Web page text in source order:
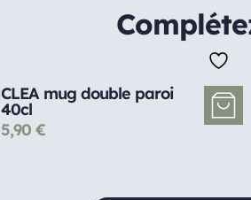
CLEA mug double paroi
40cl
5,90 €